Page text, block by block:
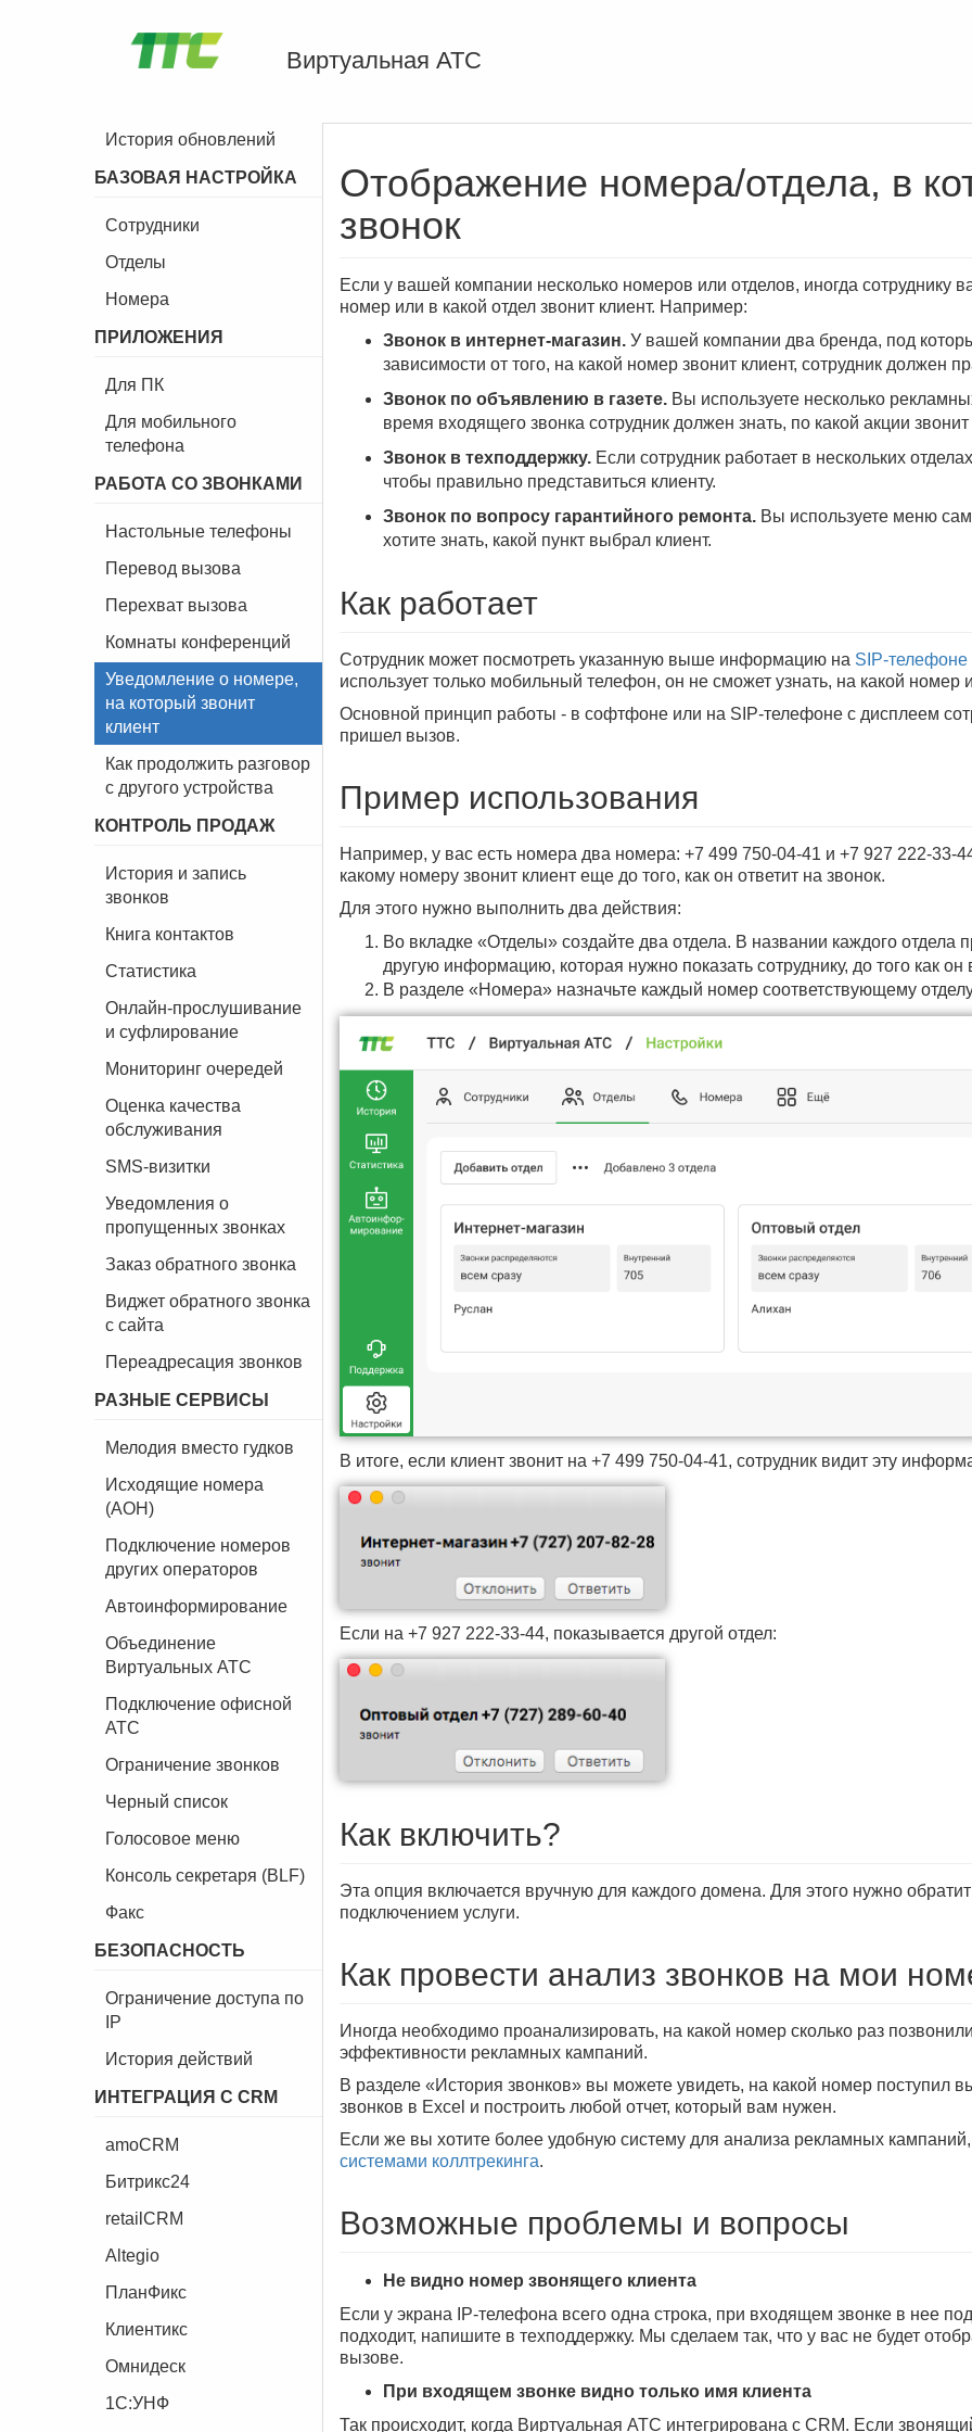
Виртуальная АТС
История обновлений
БАЗОВАЯ НАСТРОЙКА
Сотрудники
Отделы
Номера
ПРИЛОЖЕНИЯ
Для ПК
Для мобильного
телефона
РАБОТА СО ЗВОНКАМИ
Настольные телефоны
Перевод вызова
Перехват вызова
Комнаты конференций
Уведомление о номере,
на который звонит
клиент
Как продолжить разговор
с другого устройства
КОНТРОЛЬ ПРОДАЖ
История и запись
звонков
Книга контактов
Статистика
Онлайн-прослушивание
и суфлирование
Мониторинг очередей
Оценка качества
обслуживания
SMS-визитки
Уведомления о
пропущенных звонках
Заказ обратного звонка
Виджет обратного звонка
с сайта
Переадресация звонков
РАЗНЫЕ СЕРВИСЫ
Мелодия вместо гудков
Исходящие номера
(АОН)
Подключение номеров
других операторов
Автоинформирование
Объединение
Виртуальных АТС
Подключение офисной
АТС
Ограничение звонков
Черный список
Голосовое меню
Консоль секретаря (BLF)
Факс
БЕЗОПАСНОСТЬ
Ограничение доступа по
IP
История действий
ИНТЕГРАЦИЯ С CRM
amoCRM
Битрикс24
retailCRM
Altegio
ПланФикс
Клиентикс
Омнидеск
1C:УНФ
Отображение номера/отдела, в
звонок
Если у вашей компании несколько номеров или отделов, иногда сотруднику
номер или в какой отдел звонит клиент. Например:
Звонок в интернет-магазин. У вашей компании два бренда, под
зависимости от того, на какой номер звонит клиент, сотрудник должен
Звонок по объявлению в газете. Вы используете несколько
время входящего звонка сотрудник должен знать, по какой акции
Звонок в техподдержку. Если сотрудник работает в нескольких
чтобы правильно представиться клиенту.
Звонок по вопросу гарантийного ремонта. Вы используете меню
хотите знать, какой пункт выбрал клиент.
Как работает
Сотрудник может посмотреть указанную выше информацию на SIP-телефоне
использует только мобильный телефон, он не сможет узнать, на какой номер
Основной принцип работы - в софтфоне или на SIP-телефоне с дисплеем
пришел вызов.
Пример использования
Например, у вас есть номера два номера: +7 499 750-04-41 и +7 927 222-33-
какому номеру звонит клиент еще до того, как он ответит на звонок.
Для этого нужно выполнить два действия:
Во вкладке «Отделы» создайте два отдела. В названии каждого
другую информацию, которая нужно показать сотруднику, до того как он
В разделе «Номера» назначьте каждый номер соответствующему
В итоге, если клиент звонит на +7 499 750-04-41, сотрудник видит эту
Если на +7 927 222-33-44, показывается другой отдел:
Как включить?
Эта опция включается вручную для каждого домена. Для этого нужно
подключением услуги.
Как провести анализ звонков на мои
Иногда необходимо проанализировать, на какой номер сколько раз
эффективности рекламных кампаний.
В разделе «История звонков» вы можете увидеть, на какой номер поступил
звонков в Excel и построить любой отчет, который вам нужен.
Если же вы хотите более удобную систему для анализа рекламных
системами коллтрекинга.
Возможные проблемы и вопросы
Не видно номер звонящего клиента
Если у экрана IP-телефона всего одна строка, при входящем звонке в нее
подходит, напишите в техподдержку. Мы сделаем так, что у вас не будет
вызове.
При входящем звонке видно только имя клиента
Так происходит, когда Виртуальная АТС интегрирована с CRM. Если